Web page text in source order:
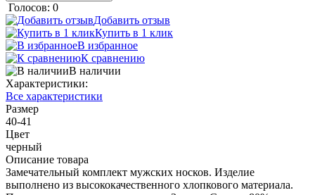
Голосов: 0
Добавить отзыв
Купить в 1 клик
В избранное
К сравнению
В наличии
Характеристики:
Все характеристики
Размер
40-41
Цвет
черный
Описание товара
Замечательный комплект мужских носков. Изделие
выполнено из высококачественного хлопкового материала.